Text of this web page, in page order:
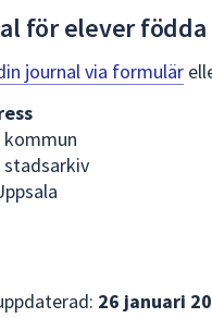
för elever födda
journal via formulär
kommun
stadsarkiv
26 januari